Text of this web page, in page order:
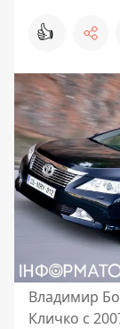
👍
Владимир
Кличко с